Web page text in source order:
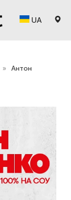
UA
»
Антон